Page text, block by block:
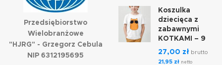
Przedsiębiorstwo
Wielobranżowe
"HJRG" - Grzegorz Cebula
NIP 6312195695
Koszulka
dziecięca z
zabawnymi
KOTKAMI – 9
27,00 zł brutto
21,95 zł netto